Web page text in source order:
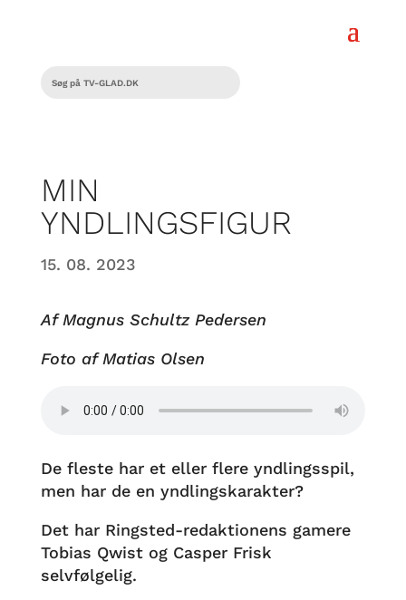
MIN
YNDLINGSFIGUR
15. 08. 2023
Af Magnus Schultz Pedersen
Foto af Matias Olsen
De fleste har et eller flere yndlingsspil,
men har de en yndlingskarakter?
Det har Ringsted-redaktionens gamere
Tobias Qwist og Casper Frisk
selvfølgelig.